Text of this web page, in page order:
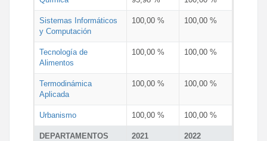
DEPARTAMENTOS 2021 2022
Sistemas Informáticos
y Computación
100,00 % 100,00 %
Tecnología de
Alimentos
100,00 % 100,00 %
Termodinámica
Aplicada
100,00 % 100,00 %
Urbanismo 100,00 % 100,00 %